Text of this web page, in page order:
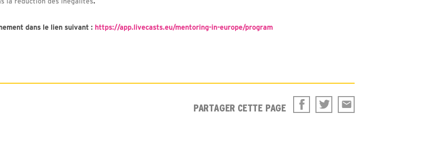
dans le lien suivant : https://app.livecasts.eu/mentoring-in-europe/program
PARTAGER CETTE PAGE